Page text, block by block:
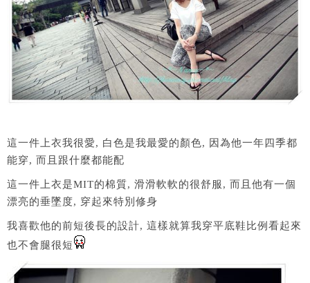
這一件上衣我很愛, 白色是我最愛的顏色, 因為他一年四季都
能穿, 而且跟什麼都能配
這一件上衣是MIT的棉質, 滑滑軟軟的很舒服, 而且他有一個
漂亮的垂墜度, 穿起來特別修身
我喜歡他的前短後長的設計, 這樣就算我穿平底鞋比例看起來
也不會腿很短